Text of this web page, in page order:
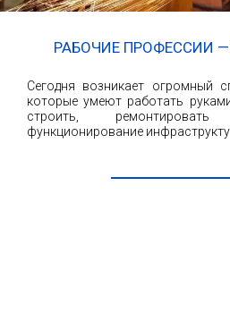
РАБОЧИЕ ПРОФЕССИИ
Сегодня возникает огромный
которые умеют работать
строить,
функционирование